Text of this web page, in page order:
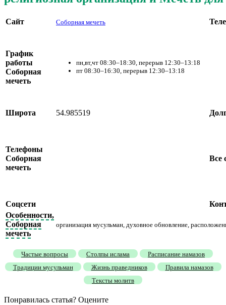
Сайт Соборная мечеть
График
работы
Соборная
мечеть
пн,вт,чт 08:30–18:30, перерыв 12:30–13:18
пт 08:30–16:30, перерыв 12:30–13:18
Широта 54.985519
Телефоны
Соборная
мечеть
Все
Соцсети
Особенности,
Соборная
мечеть
организация мусульман, духовное обновление,
Частые вопросы Столпы ислама
Расписание намазов
Традиции мусульман
Жизнь праведников
Правила намазов
Тексты молитв
Понравилась статья? Оцените